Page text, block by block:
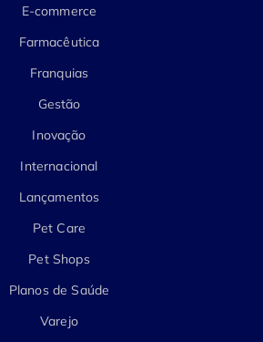
E-commerce
Farmacêutica
Franquias
Gestão
Inovação
Internacional
Lançamentos
Pet Care
Pet Shops
Planos de Saúde
Varejo